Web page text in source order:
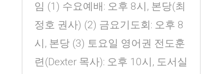
임 (1) 수요예배: 오후 8시, 본당(최
정호 권사) (2) 금요기도회: 오후 8
시, 본당 (3) 토요일 영어권 전도훈
련(Dexter 목사): 오후 10시, 도서실